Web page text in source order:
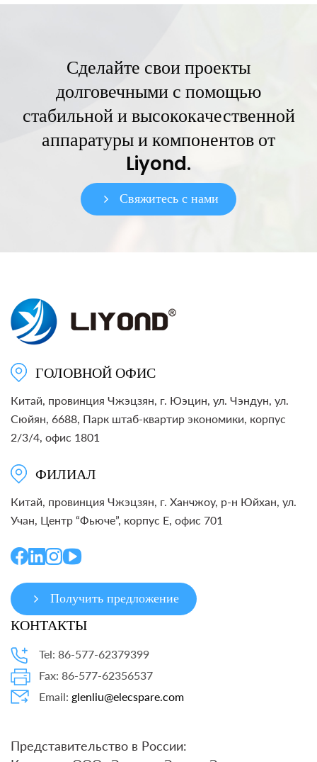
Сделайте свои проекты
долговечными с помощью
стабильной и высококачественной
аппаратуры и компонентов от
Liyond.
Свяжитесь с нами
ГОЛОВНОЙ ОФИС
Китай, провинция Чжэцзян, г. Юэцин, ул. Чэндун, ул.
Сюйян, 6688, Парк штаб-квартир экономики, корпус
2/3/4, офис 1801
ФИЛИАЛ
Китай, провинция Чжэцзян, г. Ханчжоу, р-н Юйхан, ул.
Учан, Центр “Фьюче”, корпус E, офис 701
Получить предложение
КОНТАКТЫ
Tel: 86-577-62379399
Fax: 86-577-62356537
Email: glenliu@elecspare.com
Представительство в России: